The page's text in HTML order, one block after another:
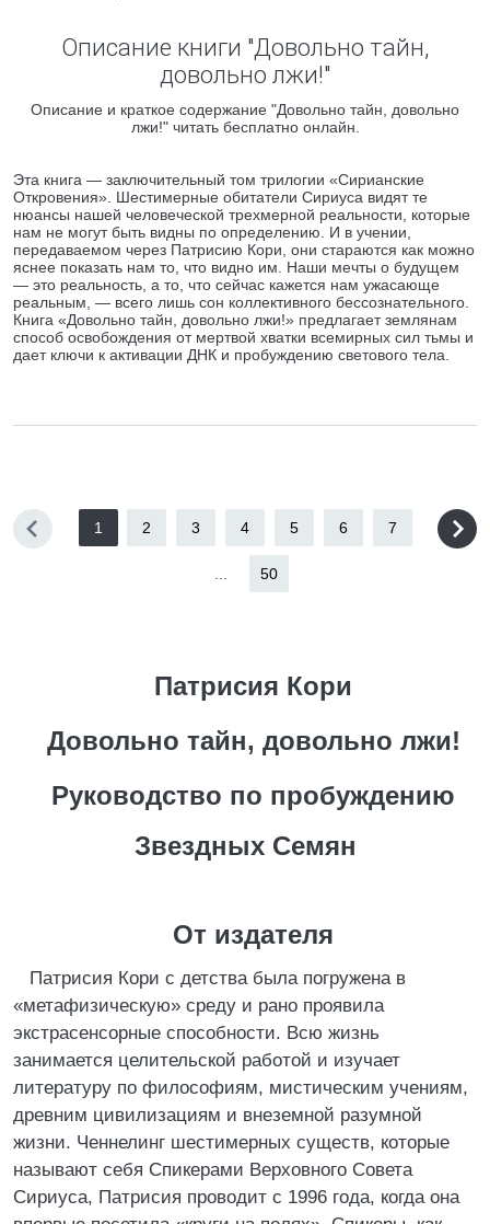
Описание книги "Довольно тайн,
довольно лжи!"
Описание и краткое содержание "Довольно тайн, довольно
лжи!" читать бесплатно онлайн.
Эта книга — заключительный том трилогии «Сирианские
Откровения». Шестимерные обитатели Сириуса видят те
нюансы нашей человеческой трехмерной реальности, которые
нам не могут быть видны по определению. И в учении,
передаваемом через Патрисию Кори, они стараются как можно
яснее показать нам то, что видно им. Наши мечты о будущем
— это реальность, а то, что сейчас кажется нам ужасающе
реальным, — всего лишь сон коллективного бессознательного.
Книга «Довольно тайн, довольно лжи!» предлагает землянам
способ освобождения от мертвой хватки всемирных сил тьмы и
дает ключи к активации ДНК и пробуждению светового тела.
1 2 3 4 5 6 7
50
Патрисия Кори
Довольно тайн, довольно лжи!
Руководство по пробуждению
Звездных Семян
От издателя
Патрисия Кори с детства была погружена в
«метафизическую» среду и рано проявила
экстрасенсорные способности. Всю жизнь
занимается целительской работой и изучает
литературу по философиям, мистическим учениям,
древним цивилизациям и внеземной разумной
жизни. Ченнелинг шестимерных существ, которые
называют себя Спикерами Верховного Совета
Сириуса, Патрисия проводит с 1996 года, когда она